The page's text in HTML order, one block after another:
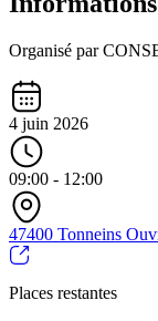
Organisé par
4 juin 2026
09:00 - 12:00
47400 Tonneins
Places restantes